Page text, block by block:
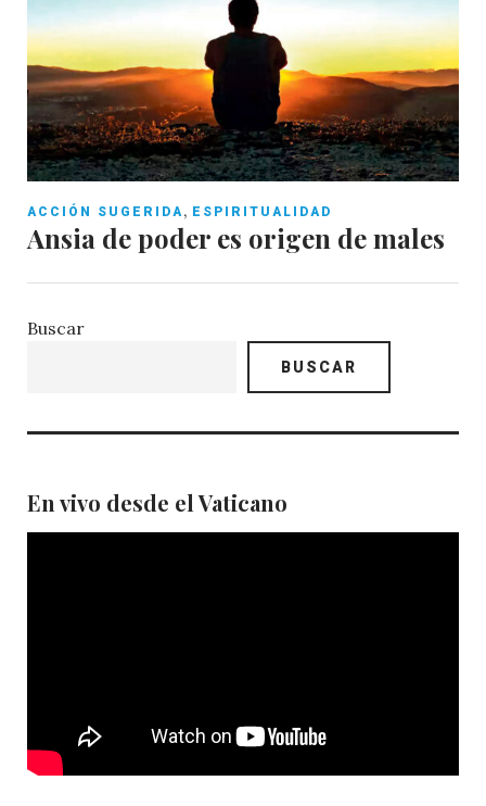
ACCIÓN SUGERIDA, ESPIRITUALIDAD
Ansia de poder es origen de males
Buscar
BUSCAR
En vivo desde el Vaticano